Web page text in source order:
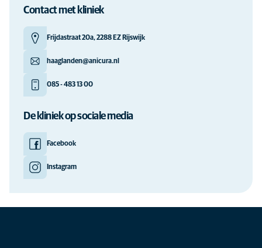
Contact met kliniek
Frijdastraat 20a, 2288 EZ Rijswijk
haaglanden@anicura.nl
085 - 483 13 00
De kliniek op sociale media
Facebook
Instagram